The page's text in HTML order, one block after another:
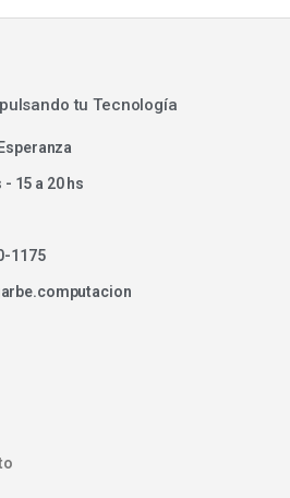
tu Tecnología
- 15 a 20 hs
1175